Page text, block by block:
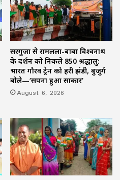
सरगुजा से रामलला-बाबा विश्वनाथ
के दर्शन को निकले 850 श्रद्धालु:
भारत गौरव ट्रेन को हरी झंडी, बुजुर्ग
बोले—‘सपना हुआ साकार’
August 6, 2026